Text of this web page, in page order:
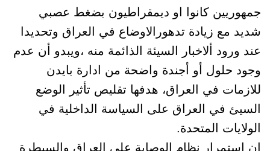
جمهوريين كانوا او ديمقراطيون بضغط عصبي
شديد مع زيادة تدهورالاوضاع في العراق وتحديدا
عند ورود ألاخبار السيئة الذائمة منه ،ويبدو أن عدم
وجود حلول أو أجندة واضحة من ادارة بايدن
للازمات في العراق، هدفها تقليص تأثير الوضع
السيئ في العراق على السياسة الداخلية في
الولايات المتحدة.
ان استمرار نظام الوصاية على العراق والسيطرة